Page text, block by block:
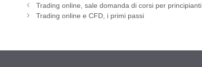
Trading online, sale domanda di corsi per principianti
Trading online e CFD, i primi passi